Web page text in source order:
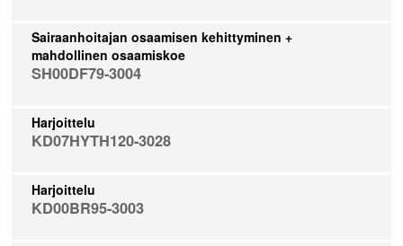
Sairaanhoitajan osaamisen kehittyminen +
mahdollinen osaamiskoe
SH00DF79-3004
Harjoittelu
KD07HYTH120-3028
Harjoittelu
KD00BR95-3003